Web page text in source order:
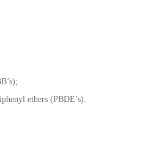
ethers (PBDE’s).